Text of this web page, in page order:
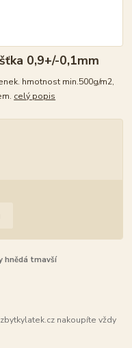
0,9+/-0,1mm
hmotnost min.500g/m2,
celý popis
hnědá tmavší
nakoupíte vždy